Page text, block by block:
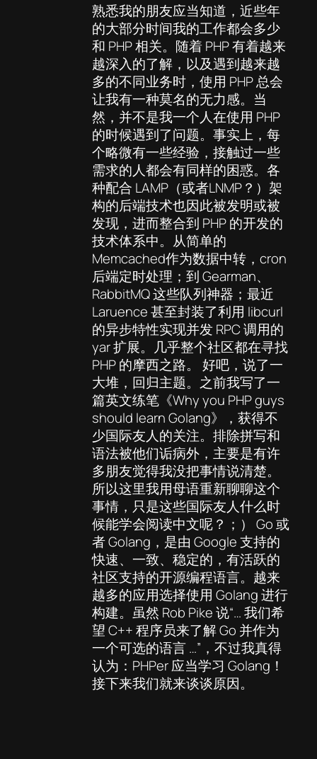
熟悉我的朋友应当知道，近些年
的大部分时间我的工作都会多少
和 PHP 相关。随着 PHP 有着越来
越深入的了解，以及遇到越来越
多的不同业务时，使用 PHP 总会
让我有一种莫名的无力感。当
然，并不是我一个人在使用 PHP
的时候遇到了问题。事实上，每
个略微有一些经验，接触过一些
需求的人都会有同样的困惑。各
种配合 LAMP（或者LNMP？）架
构的后端技术也因此被发明或被
发现，进而整合到 PHP 的开发的
技术体系中。从简单的
Memcached作为数据中转，cron
后端定时处理；到 Gearman、
RabbitMQ 这些队列神器；最近
Laruence 甚至封装了利用 libcurl
的异步特性实现并发 RPC 调用的
yar 扩展。几乎整个社区都在寻找
PHP 的摩西之路。 好吧，说了一
大堆，回归主题。之前我写了一
篇英文练笔《Why you PHP guys
should learn Golang》，获得不
少国际友人的关注。排除拼写和
语法被他们诟病外，主要是有许
多朋友觉得我没把事情说清楚。
所以这里我用母语重新聊聊这个
事情，只是这些国际友人什么时
候能学会阅读中文呢？；） Go 或
者 Golang，是由 Google 支持的
快速、一致、稳定的，有活跃的
社区支持的开源编程语言。越来
越多的应用选择使用 Golang 进行
构建。虽然 Rob Pike 说“… 我们希
望 C++ 程序员来了解 Go 并作为
一个可选的语言 …”，不过我真得
认为：PHPer 应当学习 Golang！
接下来我们就来谈谈原因。